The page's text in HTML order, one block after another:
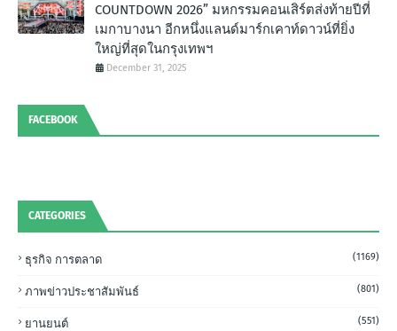
COUNTDOWN 2026” มหกรรมคอนเสิร์ตส่งท้ายปีที่
เมกาบางนา อีกหนึ่งแลนด์มาร์กเคาท์ดาวน์ที่ยิ่ง
ใหญ่ที่สุดในกรุงเทพฯ
December 31, 2025
FACEBOOK
CATEGORIES
ธุรกิจ การตลาด (1169)
ภาพข่าวประชาสัมพันธ์ (801)
ยานยนต์ (551)